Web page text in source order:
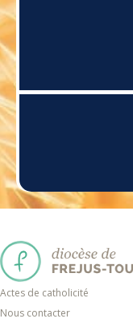
Actes de catholicité
Nous contacter